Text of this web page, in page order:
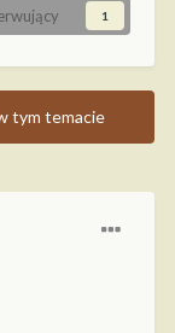
1
tym temacie